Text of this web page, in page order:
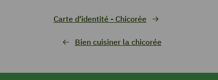
Bien cuisiner la chicorée
Carte d'identité - Chicorée